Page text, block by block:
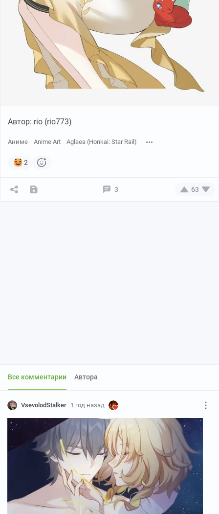
Автор: rio (rio773)
Аниме Anime Art Aglaea (Honkai: Star Rail)
2
3 63
Все комментарии Автора
VsevolodStalker 1 год назад